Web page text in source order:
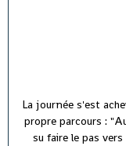
La journée s'est
propre parcours :
su faire le pas